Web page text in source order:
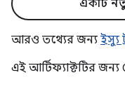
একটি
আরও তথ্যের জন্য ইস্যু
এই আর্টিফ্যাক্টটির